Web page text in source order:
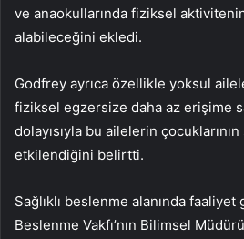
ve anaokullarında fiziksel aktivitenin
alabileceğini ekledi.
Godfrey ayrıca özellikle yoksul
fiziksel egzersize daha az erişime
dolayısıyla bu ailelerin
etkilendiğini belirtti.
Sağlıklı beslenme alanında
Beslenme Vakfı’nın Bilimsel